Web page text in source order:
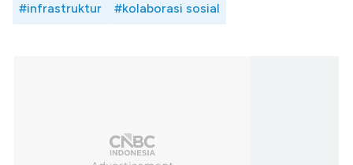
#infrastruktur #kolaborasi sosial